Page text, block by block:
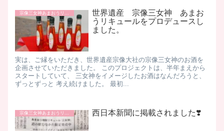
世界遺産 宗像三女神 あまお
うリキュールをプロデュースし
ました。
実は、ご縁をいただき、世界遺産宗像大社の宗像三女神のお酒を
企画させていただきました。 このプロジェクトは、半年まえから
スタートしていて、 三女神をイメージしたお酒はなんだろうと、
ずっとずっと 考え続けました。 最初...
西日本新聞に掲載されました❣️